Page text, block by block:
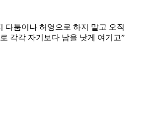
다툼이나 허영으로 하지 말고 오직
각각 자기보다 남을 낫게 여기고”